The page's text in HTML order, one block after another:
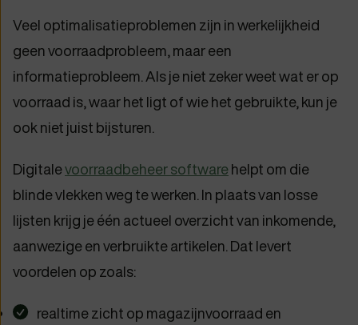
Veel optimalisatieproblemen zijn in werkelijkheid
geen voorraadprobleem, maar een
informatieprobleem. Als je niet zeker weet wat er op
voorraad is, waar het ligt of wie het gebruikte, kun je
ook niet juist bijsturen.
Digitalevoorraadbeheer softwarehelpt om die
blinde vlekken weg te werken. In plaats van losse
lijsten krijg je één actueel overzicht van inkomende,
aanwezige en verbruikte artikelen. Dat levert
voordelen op zoals:
realtime zicht op magazijnvoorraad en